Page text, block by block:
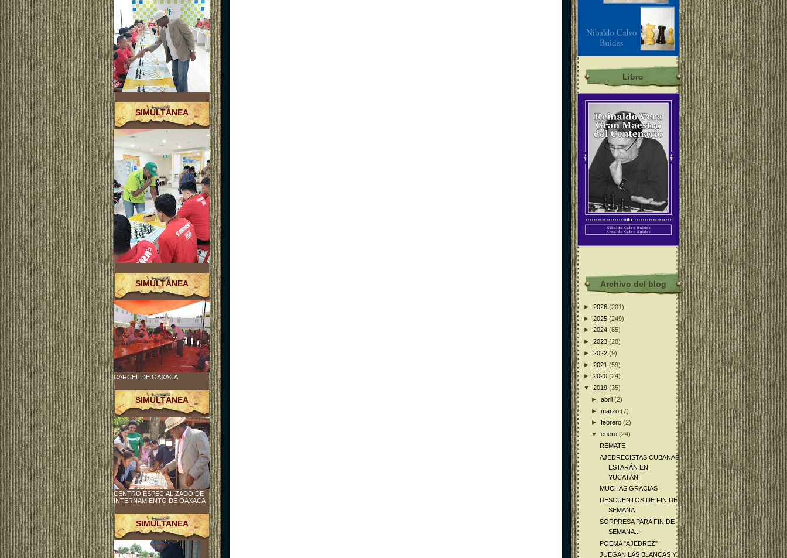
SIMULTÁNEA
SIMULTÁNEA
CARCEL DE OAXACA
SIMULTÁNEA
CENTRO ESPECIALIZADO DE
INTERNAMIENTO DE OAXACA
SIMULTANEA
Libro
Archivo del blog
► 2026 (201)
► 2025 (249)
► 2024 (85)
► 2023 (28)
► 2022 (9)
► 2021 (59)
► 2020 (24)
▼ 2019 (35)
►abril(2)
►marzo(7)
►febrero(2)
▼enero(24)
REMATE
AJEDRECISTAS CUBANAS
ESTARÁN EN
YUCATÁN
MUCHAS GRACIAS
DESCUENTOS DE FIN DE
SEMANA
SORPRESA PARA FIN DE
SEMANA...
POEMA "AJEDREZ"
JUEGAN LAS BLANCAS Y